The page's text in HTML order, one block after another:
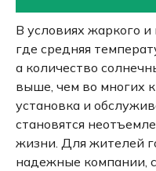
В условиях жаркого
где средняя
а количество
выше, чем во многих
установка и
становятся
жизни. Для жителей
надежные компании,